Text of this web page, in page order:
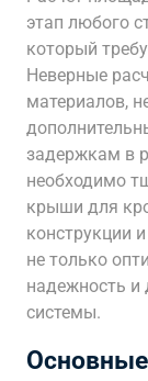
этап любого
который
Неверные
материалов,
задержкам в
необходимо
крыши для
конструкции
не только
надежность и
системы.